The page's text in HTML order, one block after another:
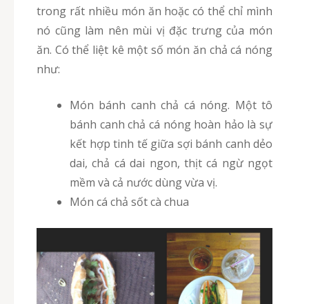
trong rất nhiều món ăn hoặc có thể chỉ mình
nó cũng làm nên mùi vị đặc trưng của món
ăn. Có thể liệt kê một số món ăn chả cá nóng
như:
Món bánh canh chả cá nóng. Một tô
bánh canh chả cá nóng hoàn hảo là sự
kết hợp tinh tế giữa sợi bánh canh dẻo
dai, chả cá dai ngon, thịt cá ngừ ngọt
mềm và cả nước dùng vừa vị.
Món cá chả sốt cà chua